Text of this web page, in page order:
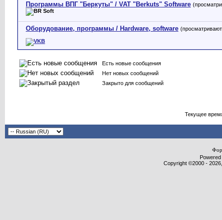
Программы ВПГ "Беркуты" / VAT "Berkuts" Software
Оборудование, программы / Hardware, software
Есть новые сообщения
Нет новых сообщений
Закрыто для сообщений
Текущее
Copyright ©2000 -